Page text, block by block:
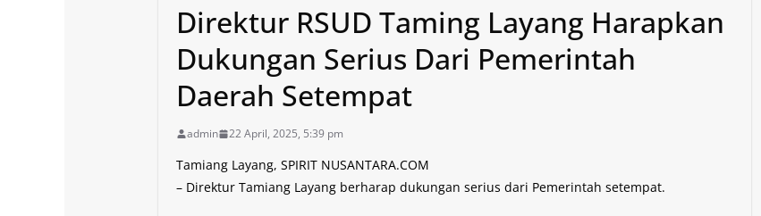
Direktur RSUD Taming Layang Harapkan
Dukungan Serius Dari Pemerintah
Daerah Setempat
admin 22 April, 2025, 5:39 pm
Tamiang Layang, SPIRIT NUSANTARA.COM
– Direktur Tamiang Layang berharap dukungan serius dari Pemerintah setempat.